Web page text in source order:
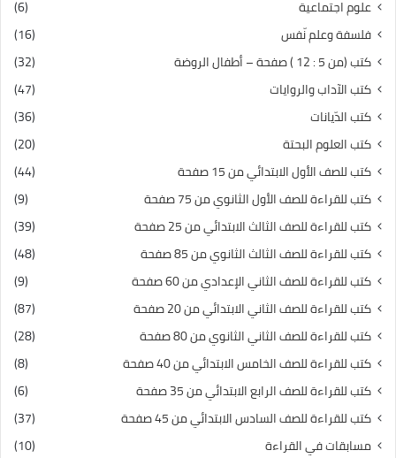
علوم اجتماعية
(6)
فلسفة وعلم نّفس
(16)
كتب (من 5 : 12 ) صفحة – أطفال الروضة
(32)
كتب الآداب والروايات
(47)
كتب الدّيانات
(36)
كتب العلوم البحتة
(20)
كتب للصف الأول الابتدائي من 15 صفحة
(44)
كتب للقراءة للصف الأول الثانوي من 75 صفحة
(9)
كتب للقراءة للصف الثالث الابتدائي من 25 صفحة
(39)
كتب للقراءة للصف الثالث الثانوي من 85 صفحة
(48)
كتب للقراءة للصف الثاني الإعدادي من 60 صفحة
(9)
كتب للقراءة للصف الثاني الابتدائي من 20 صفحة
(87)
كتب للقراءة للصف الثاني الثانوي من 80 صفحة
(28)
كتب للقراءة للصف الخامس الابتدائي من 40 صفحة
(8)
كتب للقراءة للصف الرابع الابتدائي من 35 صفحة
(6)
كتب للقراءة للصف السادس الابتدائي من 45 صفحة
(37)
مسابقات في القراءة
(10)